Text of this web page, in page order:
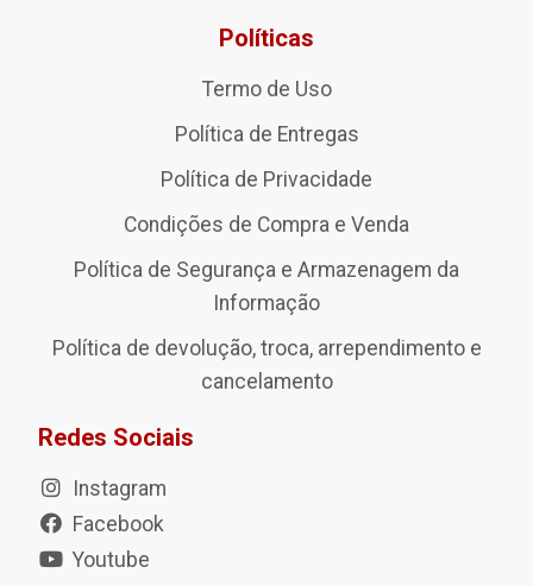
Políticas
Termo de Uso
Política de Entregas
Política de Privacidade
Condições de Compra e Venda
Política de Segurança e Armazenagem da
Informação
Política de devolução, troca, arrependimento e
cancelamento
Redes Sociais
Instagram
Facebook
Youtube